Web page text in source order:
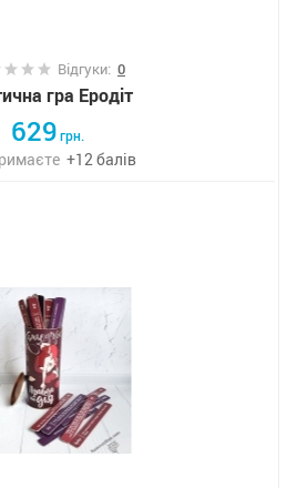
Відгуки: 0
гра Еродіт
629грн.
+12балів